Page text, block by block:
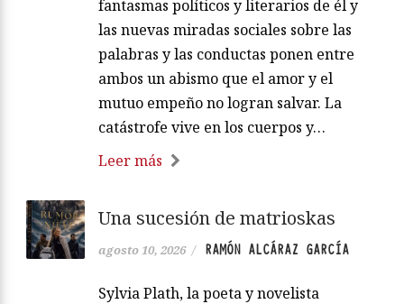
fantasmas políticos y literarios de él y
las nuevas miradas sociales sobre las
palabras y las conductas ponen entre
ambos un abismo que el amor y el
mutuo empeño no logran salvar. La
catástrofe vive en los cuerpos y…
Leer más
Una sucesión de matrioskas
agosto 10, 2026 / RAMÓN ALCÁRAZ GARCÍA
Sylvia Plath, la poeta y novelista